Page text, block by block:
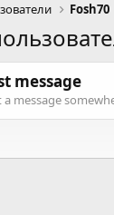
Fosh70
message
a message